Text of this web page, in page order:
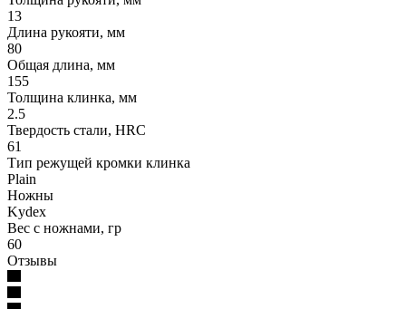
13
Длина рукояти, мм
80
Общая длина, мм
155
Толщина клинка, мм
2.5
Твердость стали, HRC
61
Тип режущей кромки клинка
Plain
Ножны
Kydex
Вес с ножнами, гр
60
Отзывы